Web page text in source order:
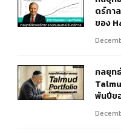
ดร์กา
ของ
กลยุท
พันปีข